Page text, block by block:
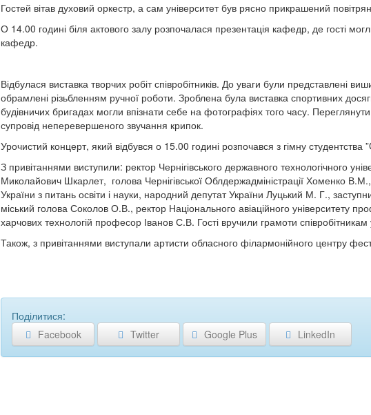
Гостей вітав духовий оркестр, а сам університет був рясно прикрашений
О 14.00 годині біля актового залу розпочалася презентація кафедр, де гості
кафедр.
Відбулася виставка творчих робіт співробітників. До уваги були представлені
обрамлені різьбленням ручної роботи. Зроблена була виставка спортивних
будівничих бригадах могли впізнати себе на фотографіях того часу. Переглянути
супровід неперевершеного звучання крипок.
Урочистий концерт, який відбувся о 15.00 годині розпочався з гімну студентства
З привітаннями виступили: ректор Чернігівського державного технологічного
Миколайович Шкарлет, голова Чернігівської Облдержадміністрації Хоменко
України з питань освіти і науки, народний депутат України Луцький М. Г.,
міський голова Соколов О.В., ректор Національного авіаційного університету
харчових технологій професор Іванов С.В. Гості вручили грамоти
Також, з привітаннями виступали артисти обласного філармонійного центру
Поділитися:
Facebook
Twitter Google Plus LinkedIn